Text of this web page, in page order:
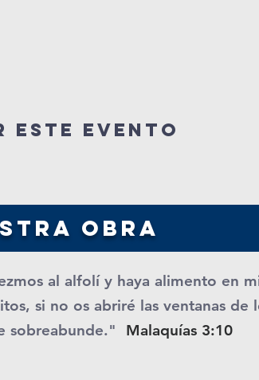
este evento
obra
al alfolí y haya alimento en
si no os abriré las ventanas
sobreabunde."
Malaquías 3:10